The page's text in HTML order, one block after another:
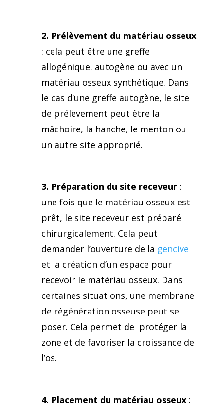
2. Prélèvement du matériau osseux
: cela peut être une greffe
allogénique, autogène ou avec un
matériau osseux synthétique. Dans
le cas d’une greffe autogène, le site
de prélèvement peut être la
mâchoire, la hanche, le menton ou
un autre site approprié.
3. Préparation du site receveur:
une fois que le matériau osseux est
prêt, le site receveur est préparé
chirurgicalement. Cela peut
demander l’ouverture de la gencive
et la création d’un espace pour
recevoir le matériau osseux. Dans
certaines situations, une membrane
de régénération osseuse peut se
poser. Cela permet de protéger la
zone et de favoriser la croissance de
l’os.
4. Placement du matériau osseux: